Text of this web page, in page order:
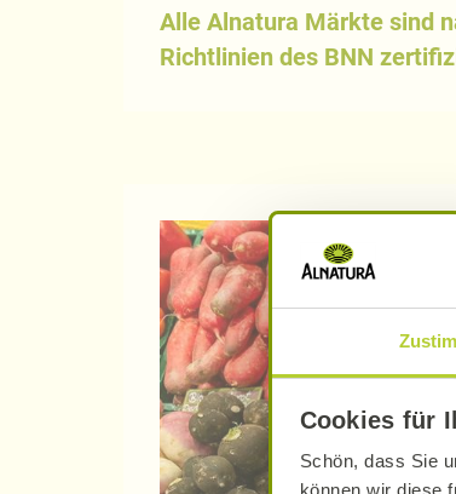
Cookies für
Schön, dass Sie
Alle Alnatura Märkte sind
Richtlinien des BNN